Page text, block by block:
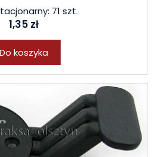
71 szt.
1,35 zł
Do koszyka